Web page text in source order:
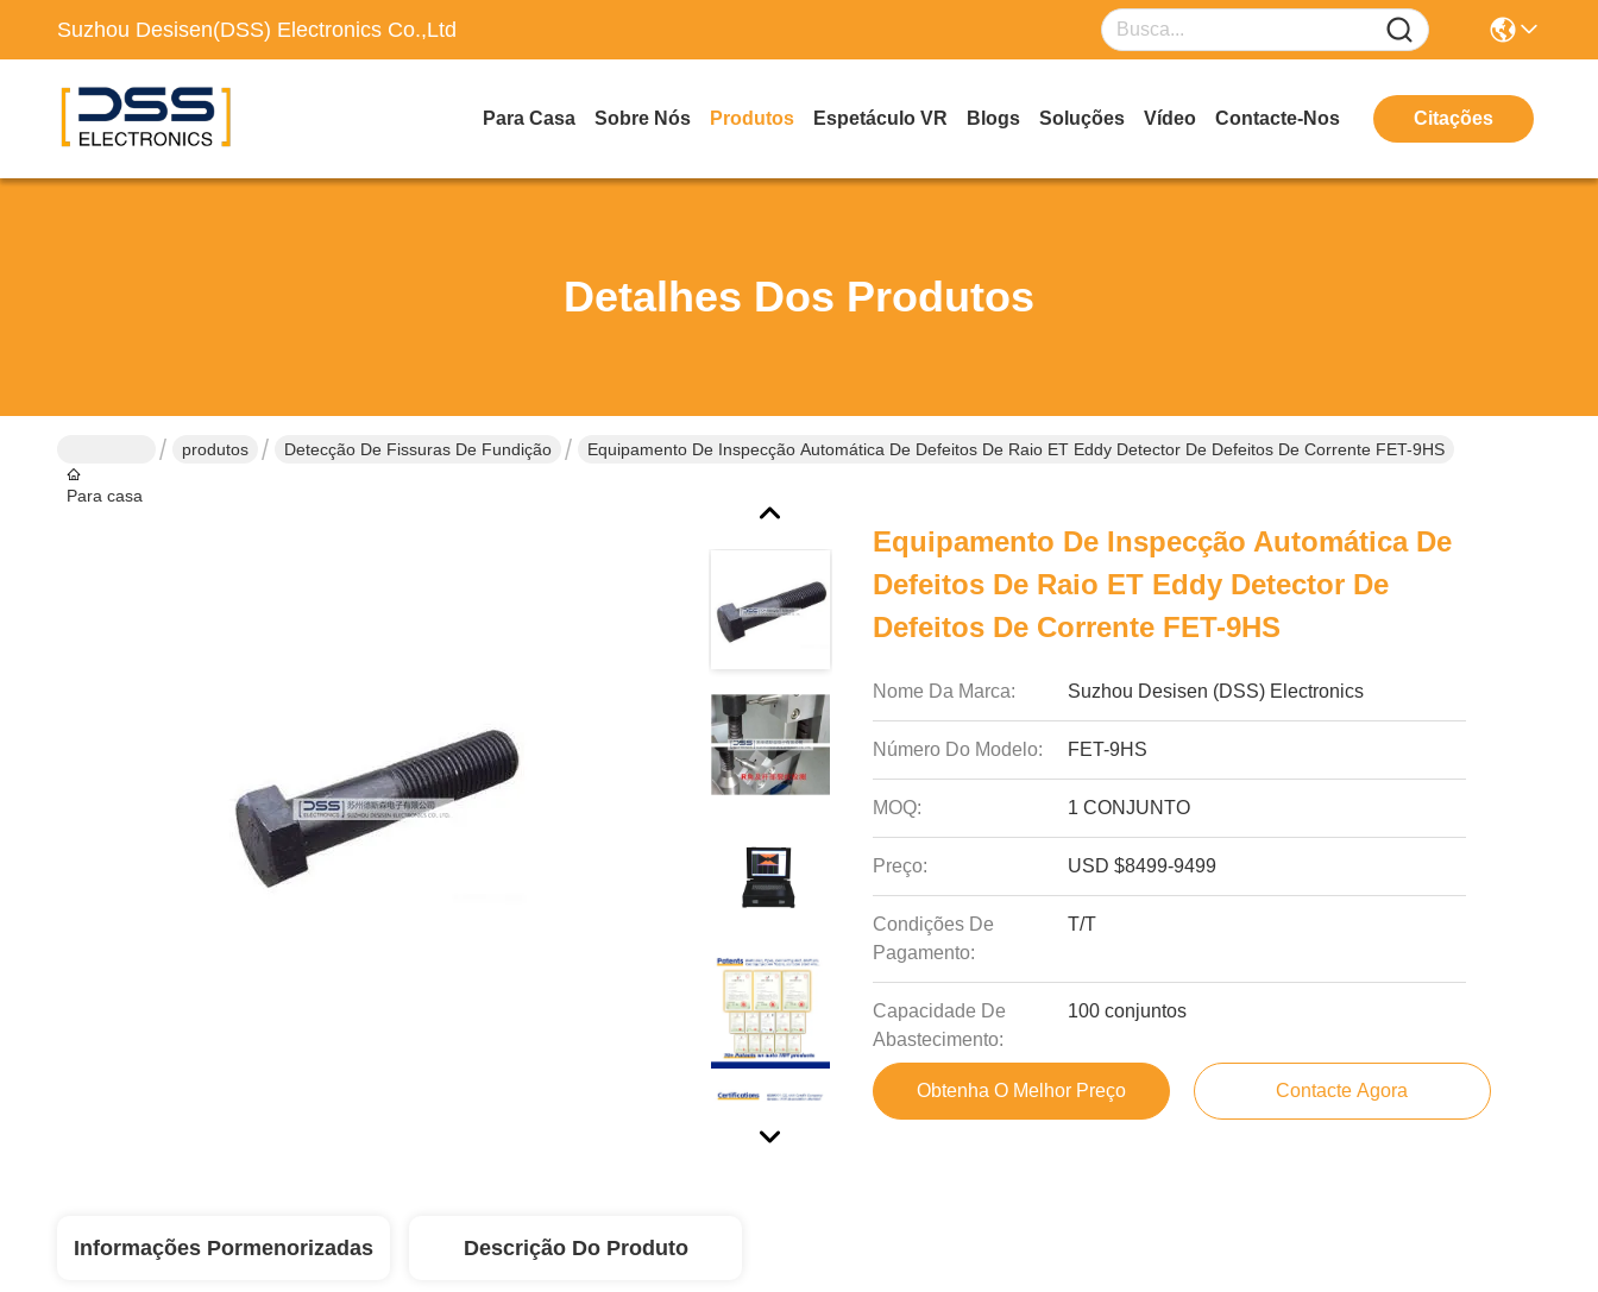
Suzhou Desisen(DSS) Electronics Co.,Ltd
Para Casa Sobre Nós Produtos Espetáculo VR Blogs Soluções Vídeo Contacte-Nos Citações
Detalhes Dos Produtos
Para casa
produtos Detecção De Fissuras De Fundição Equipamento De Inspecção Automática De Defeitos De Raio ET Eddy Detector De Defeitos De Corrente FET-9HS
Equipamento De Inspecção Automática De
Defeitos De Raio ET Eddy Detector De
Defeitos De Corrente FET-9HS
Nome Da Marca: Suzhou Desisen (DSS) Electronics
Número Do Modelo: FET-9HS
MOQ: 1 CONJUNTO
Preço: USD $8499-9499
Condições De
Pagamento:
T/T
Capacidade De
Abastecimento:
100 conjuntos
Obtenha O Melhor Preço Contacte Agora
Informações Pormenorizadas Descrição Do Produto